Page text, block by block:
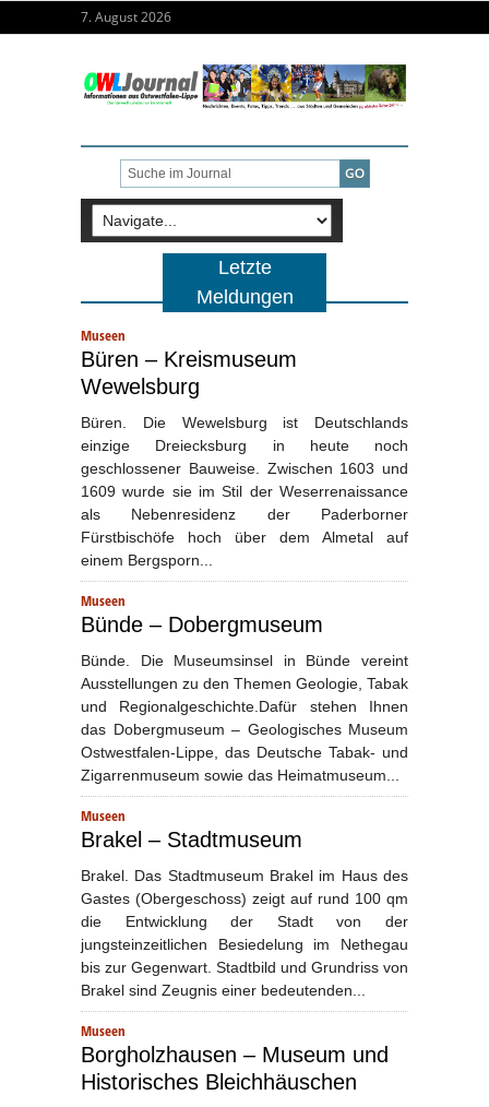
7. August 2026
Letzte
Meldungen
Museen
Büren – Kreismuseum
Wewelsburg
Büren. Die Wewelsburg ist Deutschlands
einzige Dreiecksburg in heute noch
geschlossener Bauweise. Zwischen 1603 und
1609 wurde sie im Stil der Weserrenaissance
als Nebenresidenz der Paderborner
Fürstbischöfe hoch über dem Almetal auf
einem Bergsporn...
Museen
Bünde – Dobergmuseum
Bünde. Die Museumsinsel in Bünde vereint
Ausstellungen zu den Themen Geologie, Tabak
und Regionalgeschichte.Dafür stehen Ihnen
das Dobergmuseum – Geologisches Museum
Ostwestfalen-Lippe, das Deutsche Tabak- und
Zigarrenmuseum sowie das Heimatmuseum...
Museen
Brakel – Stadtmuseum
Brakel. Das Stadtmuseum Brakel im Haus des
Gastes (Obergeschoss) zeigt auf rund 100 qm
die Entwicklung der Stadt von der
jungsteinzeitlichen Besiedelung im Nethegau
bis zur Gegenwart. Stadtbild und Grundriss von
Brakel sind Zeugnis einer bedeutenden...
Museen
Borgholzhausen – Museum und
Historisches Bleichhäuschen